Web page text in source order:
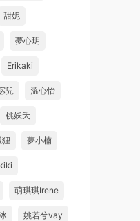
甜妮
夢心玥
Erikaki
兒 溫心怡
桃妖夭
夢小楠
萌琪琪Irene
姚若兮vay